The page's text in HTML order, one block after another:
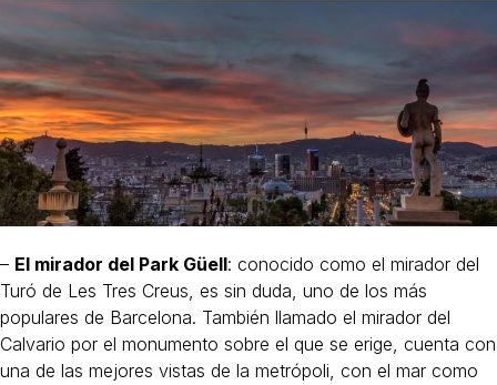
– El mirador del Park Güell: conocido como el mirador del
Turó de Les Tres Creus, es sin duda, uno de los más
populares de Barcelona. También llamado el mirador del
Calvario por el monumento sobre el que se erige, cuenta con
una de las mejores vistas de la metrópoli, con el mar como